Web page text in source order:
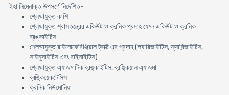
ইহা নিম্নোক্ত উপসর্গে নির্দেশিত-
শ্লেষ্মাযুক্ত কাশি
শ্লেষ্মাযুক্ত শ্বাসতন্ত্রের একিউট ও ক্রনিক প্রদাহ যেমন একিউট ও ক্রনিক
ব্রঙ্কাইটিস
শ্লেষ্মাযুক্ত রাইনোফেরিঞ্জিয়াল ট্রাক্ট এর প্রদাহ (ল্যারিজাইটিস, ফ্যারিন্জাইটিস,
সাইনুসাইটিস এবং রাইনাইটিস)
শ্লেষ্মাযুক্ত এ্যাজমাটিক ব্রঙ্কাইটিস, ব্রঙ্কিয়াল এ্যাজমা
ব্ৰঙ্কিয়েকটেসিস
ক্রনিক নিউমোনিয়া